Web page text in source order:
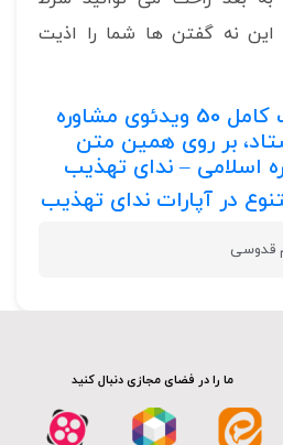
این نه گفتن ها شما را اذیت
کامل 50 ویدئوی مشاوره
بر روی همین متن
اسلامی – ندای تهذیب
در آپارات ندای تهذیب
قدوسی
ما را در فضای مجازی دنبال کنید